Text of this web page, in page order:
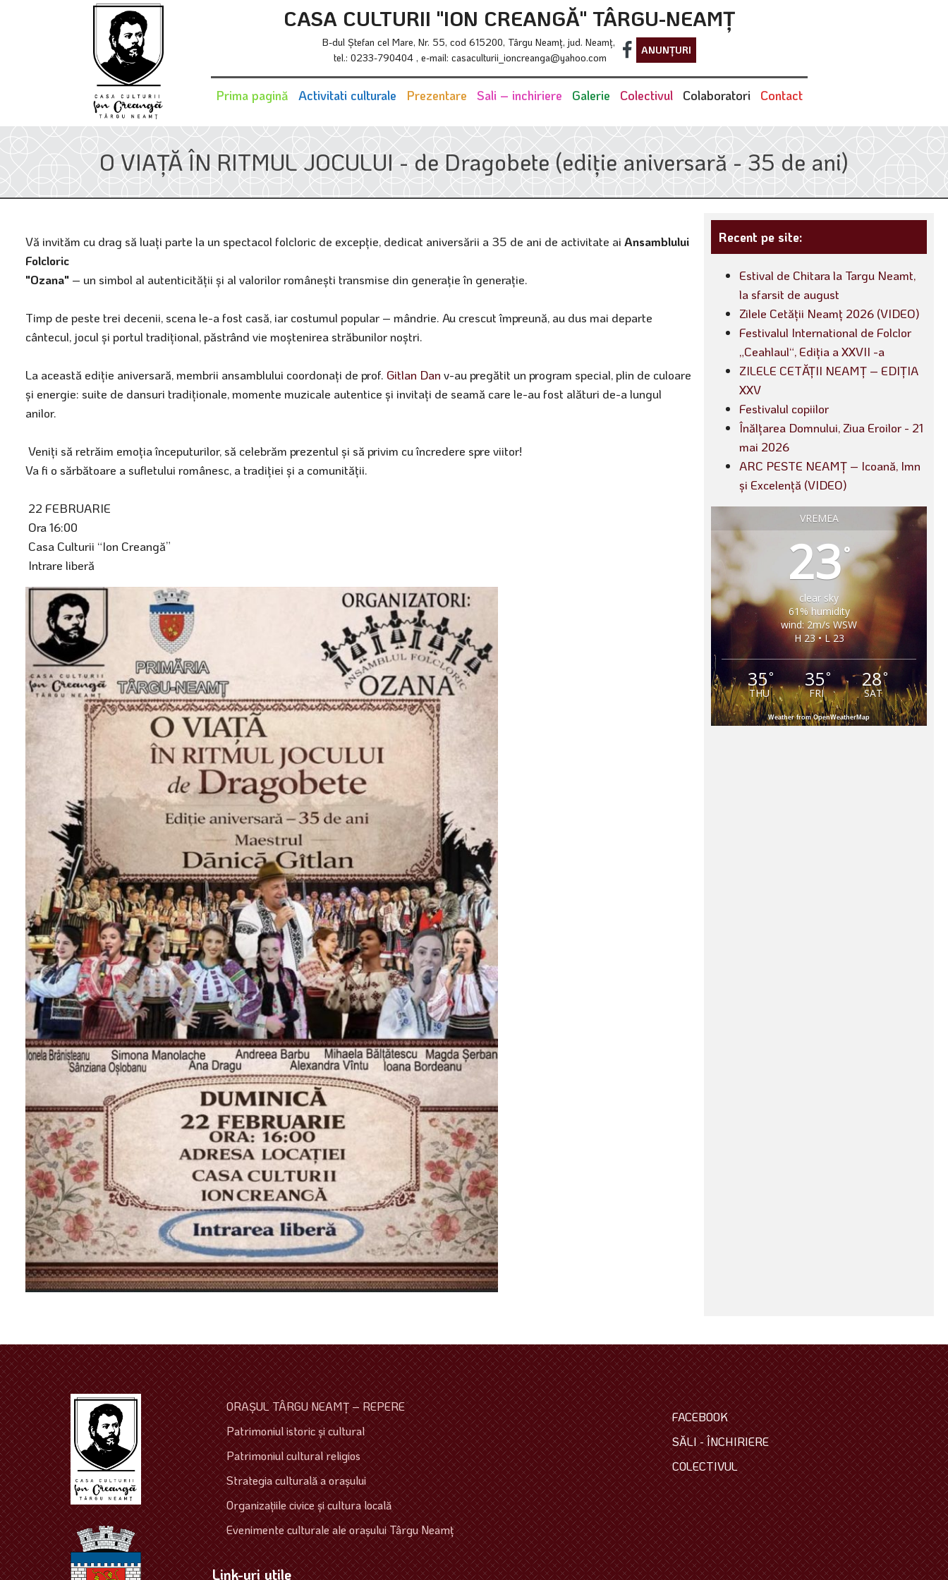
CASA CULTURII "ION CREANGĂ" TÂRGU-NEAMȚ
B-dul Ştefan cel Mare, Nr. 55, cod 615200, Târgu Neamţ, jud. Neamţ,
tel.: 0233-790404 , e-mail: casaculturii_ioncreanga@yahoo.com
ANUNȚURI
Prima pagină Activitati culturale Prezentare Sali – inchiriere Galerie Colectivul Colaboratori Contact
O VIAȚĂ ÎN RITMUL JOCULUI - de Dragobete (ediție aniversară - 35 de ani)
Vă invităm cu drag să luați parte la un spectacol folcloric de excepție, dedicat aniversării a 35 de ani de activitate ai Ansamblului
Folcloric
"Ozana" – un simbol al autenticității și al valorilor românești transmise din generație în generație.
Timp de peste trei decenii, scena le-a fost casă, iar costumul popular – mândrie. Au crescut împreună, au dus mai departe
cântecul, jocul și portul tradițional, păstrând vie moștenirea străbunilor noștri.
La această ediție aniversară, membrii ansamblului coordonați de prof. Gitlan Dan v-au pregătit un program special, plin de culoare
și energie: suite de dansuri tradiționale, momente muzicale autentice și invitați de seamă care le-au fost alături de-a lungul
anilor.
Veniți să retrăim emoția începuturilor, să celebrăm prezentul și să privim cu încredere spre viitor!
Va fi o sărbătoare a sufletului românesc, a tradiției și a comunității.
22 FEBRUARIE
Ora 16:00
Casa Culturii “Ion Creangă”
Intrare liberă
Recent pe site:
Estival de Chitara la Targu Neamt,
la sfarsit de august
Zilele Cetății Neamț 2026 (VIDEO)
Festivalul International de Folclor
„Ceahlaul“, Ediția a XXVII -a
ZILELE CETĂȚII NEAMȚ – EDIȚIA
XXV
Festivalul copiilor
Înălțarea Domnului, Ziua Eroilor - 21
mai 2026
ARC PESTE NEAMȚ – Icoană, Imn
și Excelență (VIDEO)
VREMEA
23°
clear sky
61% humidity
wind: 2m/s WSW
H 23 • L 23
35°
THU
35°
FRI
28°
SAT
Weather from OpenWeatherMap
ORAŞUL TÂRGU NEAMŢ – REPERE
Patrimoniul istoric şi cultural
Patrimoniul cultural religios
Strategia culturală a oraşului
Organizaţiile civice şi cultura locală
Evenimente culturale ale oraşului Târgu Neamţ
Link-uri utile
FACEBOOK
SĂLI - ÎNCHIRIERE
COLECTIVUL